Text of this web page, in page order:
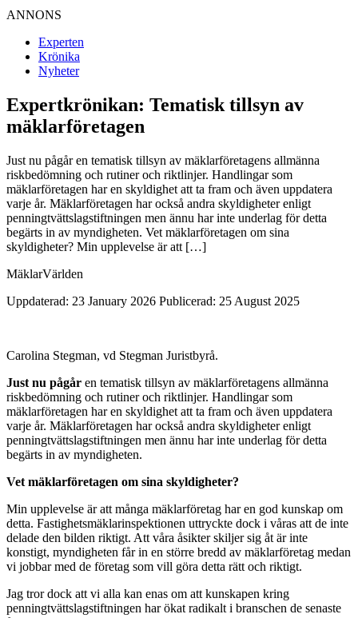
ANNONS
Experten
Krönika
Nyheter
Expertkrönikan: Tematisk tillsyn av
mäklarföretagen
Just nu pågår en tematisk tillsyn av mäklarföretagens allmänna
riskbedömning och rutiner och riktlinjer. Handlingar som
mäklarföretagen har en skyldighet att ta fram och även uppdatera
varje år. Mäklarföretagen har också andra skyldigheter enligt
penningtvättslagstiftningen men ännu har inte underlag för detta
begärts in av myndigheten. Vet mäklarföretagen om sina
skyldigheter? Min upplevelse är att […]
MäklarVärlden
Uppdaterad: 23 January 2026 Publicerad: 25 August 2025
Carolina Stegman, vd Stegman Juristbyrå.
Just nu pågår en tematisk tillsyn av mäklarföretagens allmänna
riskbedömning och rutiner och riktlinjer. Handlingar som
mäklarföretagen har en skyldighet att ta fram och även uppdatera
varje år. Mäklarföretagen har också andra skyldigheter enligt
penningtvättslagstiftningen men ännu har inte underlag för detta
begärts in av myndigheten.
Vet mäklarföretagen om sina skyldigheter?
Min upplevelse är att många mäklarföretag har en god kunskap om
detta. Fastighetsmäklarinspektionen uttryckte dock i våras att de inte
delade den bilden riktigt. Att våra åsikter skiljer sig åt är inte
konstigt, myndigheten får in en större bredd av mäklarföretag medan
vi jobbar med de företag som vill göra detta rätt och riktigt.
Jag tror dock att vi alla kan enas om att kunskapen kring
penningtvättslagstiftningen har ökat radikalt i branschen de senaste